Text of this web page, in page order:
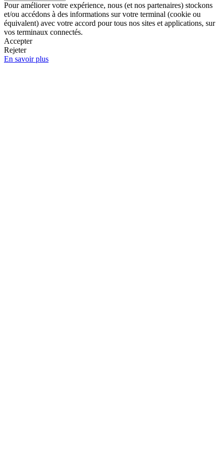
Pour améliorer votre expérience, nous (et nos partenaires) stockons
et/ou accédons à des informations sur votre terminal (cookie ou
équivalent) avec votre accord pour tous nos sites et applications, sur
vos terminaux connectés.
Accepter
Rejeter
En savoir plus